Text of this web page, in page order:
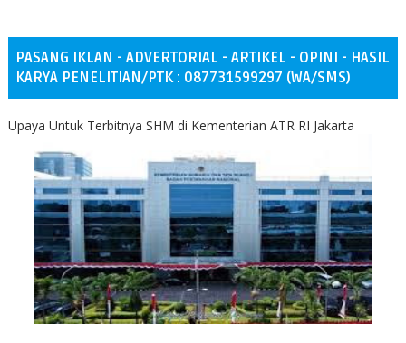
PASANG IKLAN - ADVERTORIAL - ARTIKEL - OPINI - HASIL
KARYA PENELITIAN/PTK : 087731599297 (WA/SMS)
Upaya Untuk Terbitnya SHM di Kementerian ATR RI Jakarta